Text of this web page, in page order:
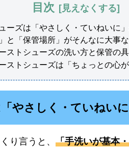
目次
ーズは「やさしく・ていねいに」
と「保管場所」がそんなに大事な
ストシューズの洗い方と保管の
ストシューズは「ちょっとの心
やさしく・ていねいに
り言うと、 「手洗いが基本